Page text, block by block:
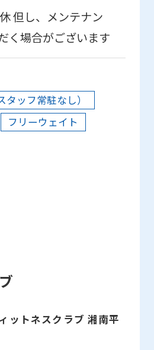
但し、メンテナン
く場合がございます
ッフ常駐なし）
フリーウェイト
ットネスクラブ 湘南平
not
be
an
The
translation
you